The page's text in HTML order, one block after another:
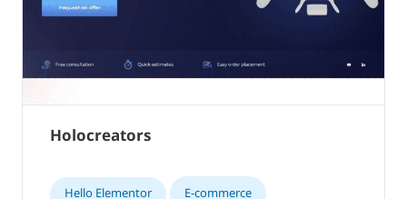
Holocreators
Hello Elementor E-commerce